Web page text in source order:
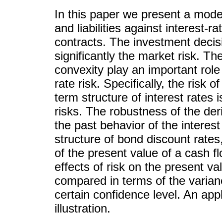
In this paper we present a
and liabilities against interest-
contracts. The investment
significantly the market risk.
convexity play an important
rate risk. Specifically, the risk
term structure of interest rates
risks. The robustness of the
the past behavior of the
structure of bond discount
of the present value of a cash
effects of risk on the present
compared in terms of the
certain confidence level. An
illustration.